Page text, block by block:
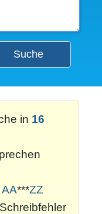
Suche
in 16
AA***ZZ